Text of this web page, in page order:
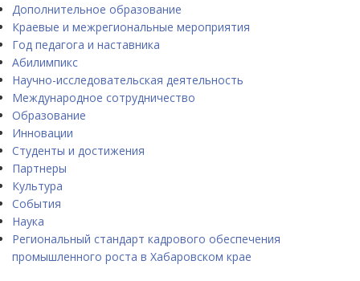
Дополнительное образование
Краевые и межрегиональные мероприятия
Год педагога и наставника
Абилимпикс
Научно-исследовательская деятельность
Международное сотрудничество
Образование
Инновации
Студенты и достижения
Партнеры
Культура
События
Наука
Региональный стандарт кадрового обеспечения
промышленного роста в Хабаровском крае